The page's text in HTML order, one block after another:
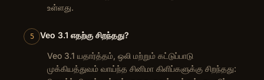
உள்ளது.
5 Veo 3.1 எதற்கு சிறந்தது?
Veo 3.1 யதார்த்தம், ஒலி மற்றும் கட்டுப்பாடு
முக்கியத்துவம் வாய்ந்த சினிமா கிளிப்களுக்கு சிறந்தது: